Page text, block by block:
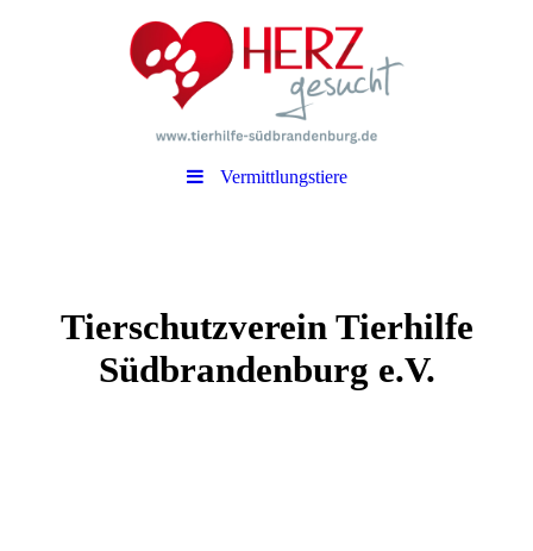
Vermittlungstiere
Tierschutzverein Tierhilfe
Südbrandenburg e.V.